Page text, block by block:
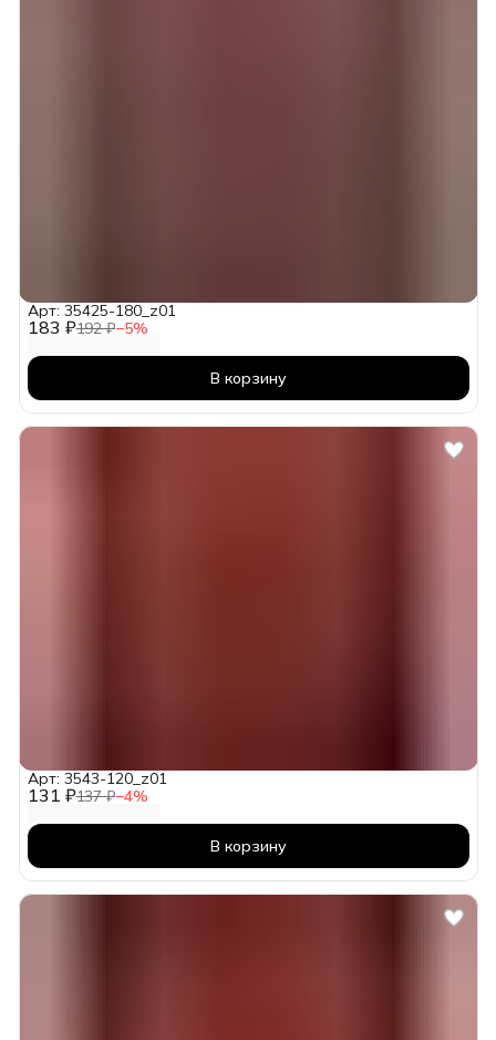
183 ₽192 ₽−5%
Арт: 35425-180_z01
В корзину
131 ₽137 ₽−4%
Арт: 3543-120_z01
В корзину